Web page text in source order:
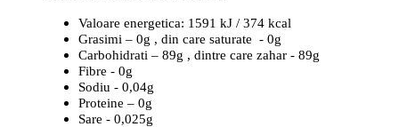
Valoare energetica: 1591 kJ / 374 kcal
Grasimi – 0g , din care saturate - 0g
Carbohidrati – 89g , dintre care zahar - 89g
Fibre - 0g
Sodiu - 0,04g
Proteine – 0g
Sare - 0,025g